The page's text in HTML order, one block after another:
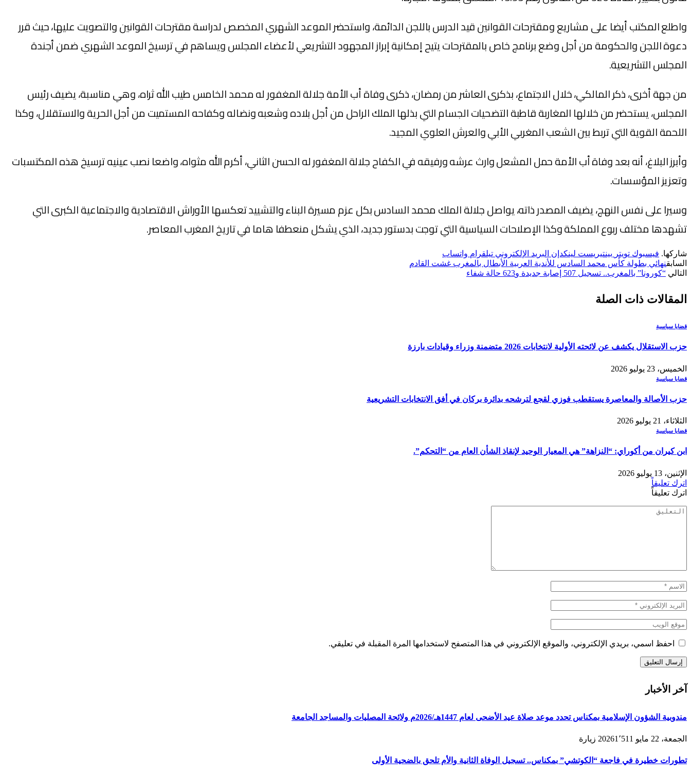
واطلع المكتب أيضا على مشاريع ومقترحات القوانين قيد الدرس باللجن الدائمة، واستحضر الموعد الشهري المخصص لدراسة مقترحات القوانين والتصويت عليها، حيث قرر
دعوة اللجن والحكومة من أجل وضع برنامج خاص بالمقترحات يتيح إمكانية إبراز المجهود التشريعي لأعضاء المجلس ويساهم في ترسيخ الموعد الشهري ضمن أجندة
المجلس التشريعية.
من جهة أخرى، ذكر المالكي، خلال الاجتماع، بذكرى العاشر من رمضان، ذكرى وفاة أب الأمة جلالة المغفور له محمد الخامس طيب الله ثراه، وهي مناسبة، يضيف رئيس
المجلس، يستحضر من خلالها المغاربة قاطبة التضحيات الجسام التي بذلها الملك الراحل من أجل بلاده وشعبه ونضاله وكفاحه المستميت من أجل الحرية والاستقلال، وكذا
اللحمة القوية التي تربط بين الشعب المغربي الأبي والعرش العلوي المجيد.
وأبرز البلاغ، أنه بعد وفاة أب الأمة حمل المشعل وارث عرشه ورفيقه في الكفاح جلالة المغفور له الحسن الثاني، أكرم الله مثواه، واضعا نصب عينيه ترسيخ هذه المكتسبات
وتعزيز المؤسسات.
وسيرا على نفس النهج، يضيف المصدر ذاته، يواصل جلالة الملك محمد السادس بكل عزم مسيرة البناء والتشييد تعكسها الأوراش الاقتصادية والاجتماعية الكبرى التي
تشهدها مختلف ربوع المملكة وكذا الإصلاحات السياسية التي توجت بدستور جديد، الذي يشكل منعطفا هاما في تاريخ المغرب المعاصر.
شاركها. فيسبوك تويتر بينتيريست لينكدإن البريد الإلكتروني تيلقرام واتساب
السابقنهائي بطولة كأس محمد السادس للأندية العربية الأبطال بالمغرب غشت القادم
التالي “كورونا” بالمغرب.. تسجيل 507 إصابة جديدة و623 حالة شفاء
المقالات ذات الصلة
قضايا سياسية
حزب الاستقلال يكشف عن لائحته الأولية لانتخابات 2026 متضمنة وزراء وقيادات بارزة
الخميس، 23 يوليو 2026
قضايا سياسية
حزب الأصالة والمعاصرة يستقطب فوزي لقجع لترشحه بدائرة بركان في أفق الانتخابات التشريعية
الثلاثاء، 21 يوليو 2026
قضايا سياسية
ابن كيران من أكوراي: “النزاهة” هي المعيار الوحيد لإنقاذ الشأن العام من “التحكم”.
الإثنين، 13 يوليو 2026
اترك تعليقاً
اترك تعليقاً
احفظ اسمي، بريدي الإلكتروني، والموقع الإلكتروني في هذا المتصفح لاستخدامها المرة المقبلة في تعليقي.
آخر الأخبار
مندوبية الشؤون الإسلامية بمكناس تحدد موعد صلاة عيد الأضحى لعام 1447هـ/2026م ولائحة المصليات والمساجد الجامعة
الجمعة، 22 مايو 2026 1٬511 زيارة
تطورات خطيرة في فاجعة “الكوتشي” بمكناس.. تسجيل الوفاة الثانية والأم تلحق بالضحية الأولى